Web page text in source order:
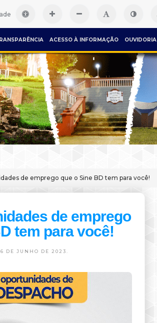
ACESSO À INFORMAÇÃO OUVIDORIA
de emprego que o Sine BD tem para você!
de emprego
tem para você!
DE JUNHO DE 2023.